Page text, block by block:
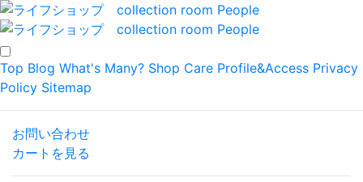
Top Blog What's Many? Shop Care Profile&Access Privacy
Policy Sitemap
お問い合わせ
カートを見る